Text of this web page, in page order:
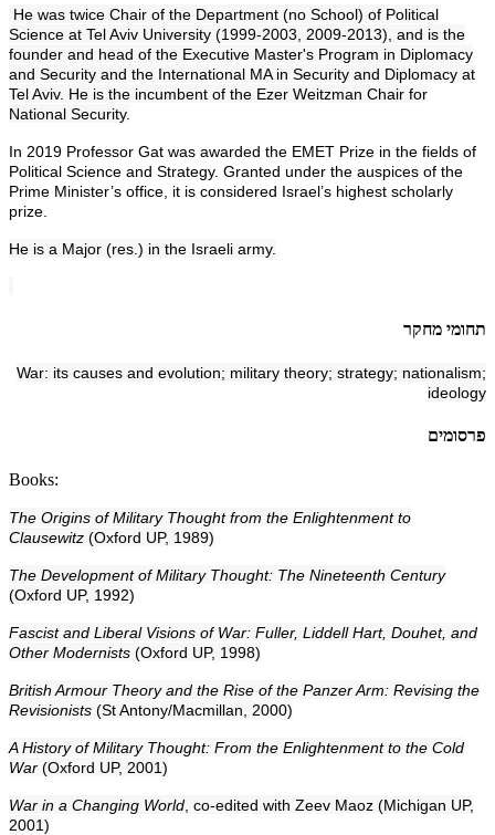
He was twice Chair of the Department (no School) of Political
Science at Tel Aviv University (1999-2003, 2009-2013), and is the
founder and head of the Executive Master's Program in Diplomacy
and Security and the International MA in Security and Diplomacy at
Tel Aviv. He is the incumbent of the Ezer Weitzman Chair for
National Security.
In 2019 Professor Gat was awarded the EMET Prize in the fields of
Political Science and Strategy. Granted under the auspices of the
Prime Minister’s office, it is considered Israel’s highest scholarly
prize.
He is a Major (res.) in the Israeli army.
תחומי מחקר
War: its causes and evolution; military theory; strategy; nationalism;
ideology
פרסומים
Books:
The Origins of Military Thought from the Enlightenment to
Clausewitz (Oxford UP, 1989)
The Development of Military Thought: The Nineteenth Century
(Oxford UP, 1992)
Fascist and Liberal Visions of War: Fuller, Liddell Hart, Douhet, and
Other Modernists (Oxford UP, 1998)
British Armour Theory and the Rise of the Panzer Arm: Revising the
Revisionists (St Antony/Macmillan, 2000)
A History of Military Thought: From the Enlightenment to the Cold
War (Oxford UP, 2001)
War in a Changing World , co-edited with Zeev Maoz (Michigan UP,
2001)